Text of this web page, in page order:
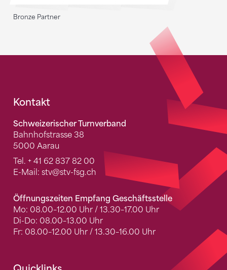
Bronze Partner
Fusszeile
Kontakt
Schweizerischer Turnverband
Bahnhofstrasse 38
5000 Aarau
Tel. + 41 62 837 82 00
E-Mail: stv@stv-fsg.ch
Öffnungszeiten Empfang Geschäftsstelle
Mo: 08.00–12.00 Uhr / 13.30–17.00 Uhr
Di-Do: 08.00–13.00 Uhr
Fr: 08.00–12.00 Uhr / 13.30–16.00 Uhr